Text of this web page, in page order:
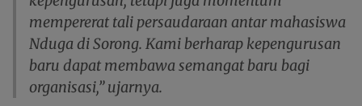
mempererat tali persaudaraan antar mahasiswa
Nduga di Sorong. Kami berharap kepengurusan
baru dapat membawa semangat baru bagi
organisasi,” ujarnya.